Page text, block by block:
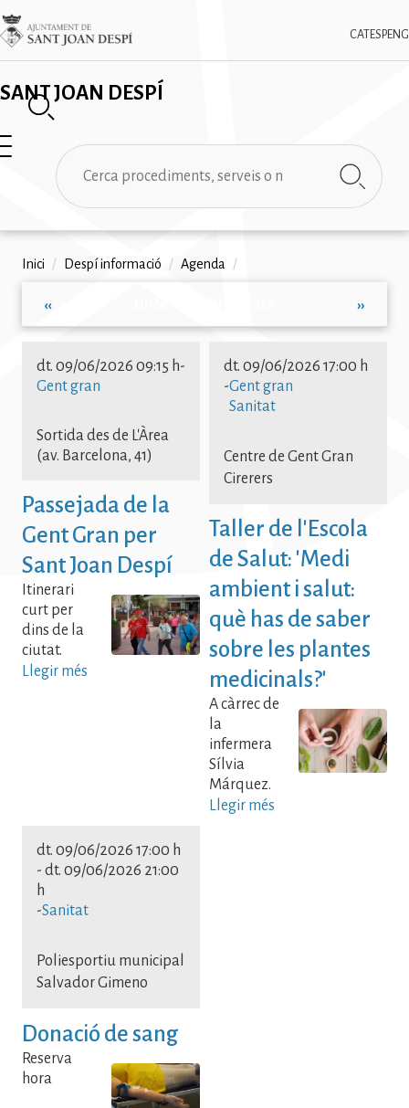
Vés
al
contingut
SANT JOAN DESPÍ
CAT ESPENG
Imatge
✕
Cerca
Fil
d'ariadna
Inici / Despí informació / Agenda /
Paginació
‹‹ ››
dt. 09/06/2026 09:15 h-
Gent gran
Sortida des de L'Àrea
(av. Barcelona, 41)
Passejada de la
Gent Gran per
Sant Joan Despí
Itinerari
curt per
dins de la
ciutat.
Llegir més
dt. 09/06/2026 17:00 h
-Gent gran
Sanitat
Centre de Gent Gran
Cirerers
Taller de l'Escola
de Salut: 'Medi
ambient i salut:
què has de saber
sobre les plantes
medicinals?'
A càrrec de
la
infermera
Sílvia
Márquez.
Llegir més
dt. 09/06/2026 17:00 h
- dt. 09/06/2026 21:00
h
-Sanitat
Poliesportiu municipal
Salvador Gimeno
Donació de sang
Reserva
hora